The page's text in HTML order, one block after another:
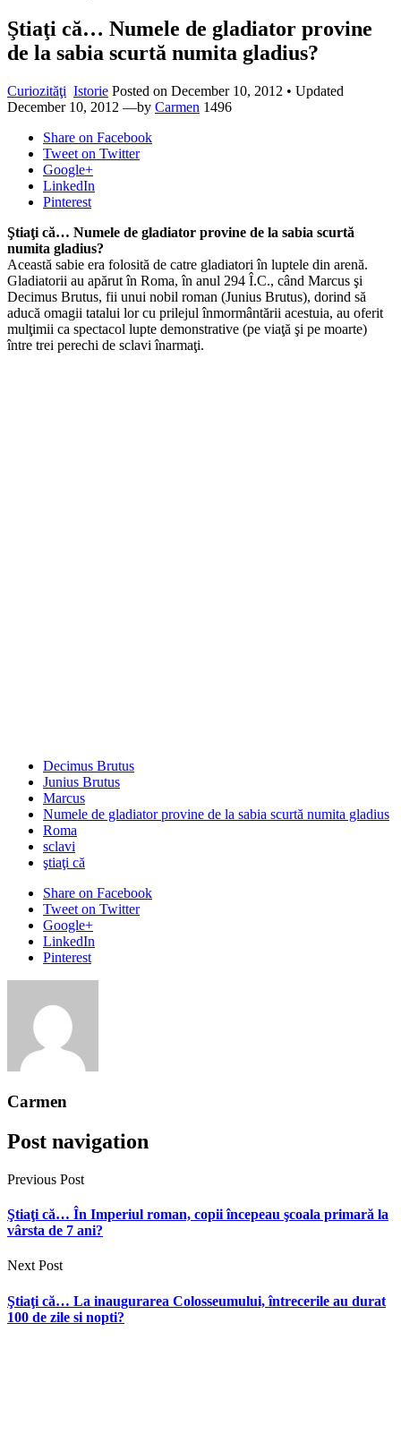
Ştiaţi că… Numele de gladiator provine
de la sabia scurtă numita gladius?
Curiozităţi Istorie Posted on December 10, 2012 • Updated
December 10, 2012 —by Carmen 1496
Share on Facebook
Tweet on Twitter
Google+
LinkedIn
Pinterest
Ştiaţi că… Numele de gladiator provine de la sabia scurtă
numita gladius?
Această sabie era folosită de catre gladiatori în luptele din arenă.
Gladiatorii au apărut în Roma, în anul 294 Î.C., când Marcus şi
Decimus Brutus, fii unui nobil roman (Junius Brutus), dorind să
aducă omagii tatalui lor cu prilejul înmormântării acestuia, au oferit
mulţimii ca spectacol lupte demonstrative (pe viaţă şi pe moarte)
între trei perechi de sclavi înarmaţi.
Decimus Brutus
Junius Brutus
Marcus
Numele de gladiator provine de la sabia scurtă numita gladius
Roma
sclavi
ştiaţi că
Share on Facebook
Tweet on Twitter
Google+
LinkedIn
Pinterest
Carmen
Post navigation
Previous Post
Ştiaţi că… În Imperiul roman, copii începeau şcoala primară la
vârsta de 7 ani?
Next Post
Ştiaţi că… La inaugurarea Colosseumului, întrecerile au durat
100 de zile si nopti?